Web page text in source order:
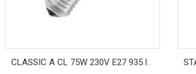
CLASSIC A CL 75W 230V E27 935 lm d55x105 - лампа OSRAM